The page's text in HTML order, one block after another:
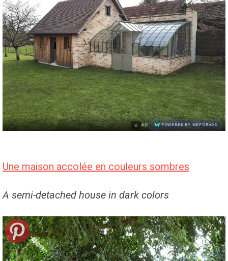
× AD POWERED BY WEFORADS
Une maison accolée en couleurs sombres
A semi-detached house in dark colors